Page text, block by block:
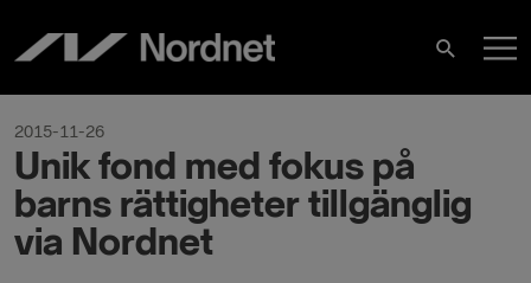
content
Search
2015-11-26
Unik fond med fokus på
barns rättigheter tillgänglig
via Nordnet